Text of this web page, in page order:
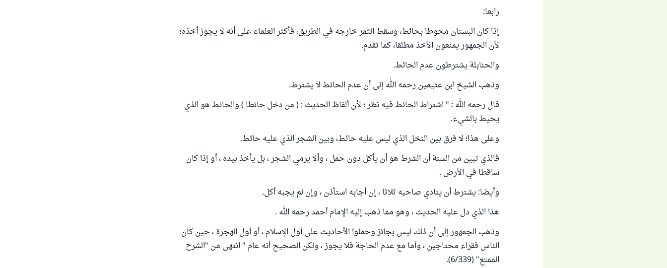
رابعا:
إذا كان البستان محوطا بحائط، وسقط الثمر خارجه في الطريق، فأكثر العلماء على أنه لا يجوز أخذه؛
لأن الجمهور يمنعون الأخذ مطلقا، كما تقدم.
والحنابلة يشترطون عدم الحائط.
وذهب الشيخ ابن عثيمين رحمه الله إلى أن عدم الحائط لا يشترط.
قال رحمه الله : " اشتراط الحائط فيه نظر ؛ لأن ألفاظ الحديث : ( من دخل حائطا ) والحائط هو الذي
يحيط بالشيء.
وعلى هذا؛ لا فرق بين النخل الذي ليس عليه حائط، وبين الشجر الذي عليه حائط.
فالذي تبين من السنة أن الشرط هو أن يأكل دون حمل ، وألا يرمي الشجر ، بل يأخذ بيده ، أو إذا كان
ساقطا في الأرض .
وأيضا: يشترط أن ينادي صاحبه ثلاثا ، إن أجابه استأذن ، وإن لم يجبه أكل.
هذا الذي دل عليه الحديث ، وهو مما ذهب إليه الإمام أحمد رحمه الله .
وذهب الجمهور إلى أن ذلك ليس بجائز وحملوا الأحاديث على أول الإسلام ، أو أول الهجرة ، حين كان
الناس فقراء محتاجين ، وأما مع عدم الحاجة فلا يجوز ، ولكن الصحيح أنه عام " انتهى من "الشرح
الممتع" (6/339).